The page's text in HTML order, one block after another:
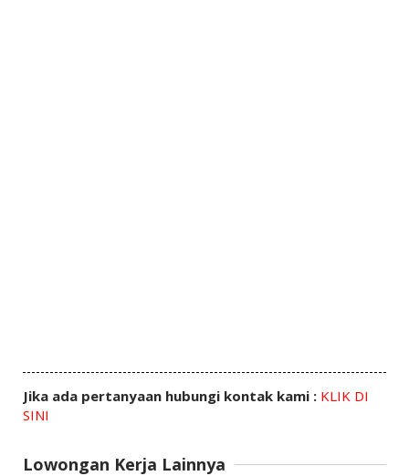
Jika ada pertanyaan hubungi kontak kami : KLIK DI
SINI
Lowongan Kerja Lainnya